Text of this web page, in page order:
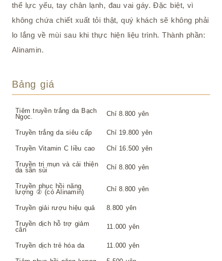
thể lực yếu, tay chân lạnh, đau vai gáy. Đặc biệt, vì
không chứa chiết xuất tỏi thật, quý khách sẽ không phải
lo lắng về mùi sau khi thực hiện liệu trình. Thành phần:
Alinamin.
Bảng giá
Tiêm truyền trắng da Bạch
Ngọc.
Chỉ 8.800 yên
Truyền trắng da siêu cấp Chỉ 19.800 yên
Truyền Vitamin C liều cao Chỉ 16.500 yên
Truyền trị mụn và cải thiện
da sần sùi
Chỉ 8.800 yên
Truyền phục hồi năng
lượng ② (có Alinamin)
Chỉ 8.800 yên
Truyền giải rượu hiệu quả 8.800 yên
Truyền dịch hỗ trợ giảm
cân
11.000 yên
Truyền dịch trẻ hóa da 11.000 yên